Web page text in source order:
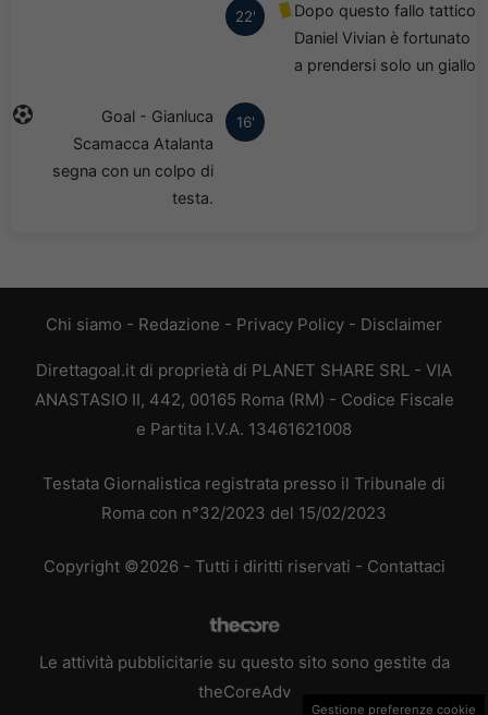
22'
Dopo questo fallo tattico
Daniel Vivian è fortunato
a prendersi solo un giallo
16'
Goal - Gianluca
Scamacca Atalanta
segna con un colpo di
testa.
Chi siamo - Redazione - Privacy Policy - Disclaimer
Direttagoal.it di proprietà di PLANET SHARE SRL - VIA
ANASTASIO II, 442, 00165 Roma (RM) - Codice Fiscale
e Partita I.V.A. 13461621008
Testata Giornalistica registrata presso il Tribunale di
Roma con n°32/2023 del 15/02/2023
Copyright ©2026 - Tutti i diritti riservati - Contattaci
Le attività pubblicitarie su questo sito sono gestite da
theCoreAdv
Gestione preferenze cookie